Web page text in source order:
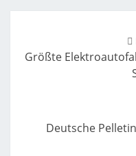
Größte
Deutsche